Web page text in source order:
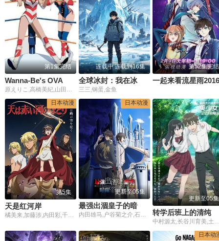
第1集完结
Wanna-Be's OVA
原えりこ,高橋美紀,山田栄子
连载中 连载到16集
三三,钢蛋,金鱼
第52集完结
一起来看流星雨2016
日本动漫
第5集
天是红河岸
橘美来,加藤涉,内田彩,千叶翔也,前野智昭,游佐浩二,大野智敬,青木志贵,川井田夏海,松冈美里,石谷春贵,榎木淳弥,神尾晋一郎,鸟海浩辅,七海弘希
日本动漫
更新至05集
最强出涸皇子的暗跃帝位争夺
内田雄马,户谷菊之介,石见舞菜香,内田真礼,本渡枫,井上和彦,田丸笃志,竹内良太,斋贺光希,松冈祯丞,桑原由气,茅野爱衣,田中正彦
更新至05集
转学后班上的清纯可爱美少女，竟是小时候玩在一起的哥儿们
中村源太,长谷川育美,土岐隼一,花井美
日本动